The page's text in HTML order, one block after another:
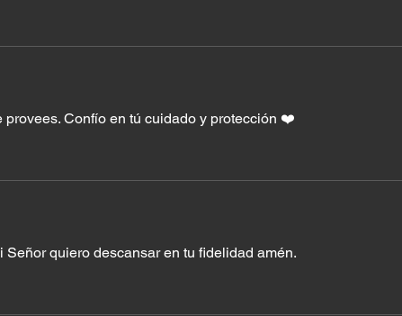
provees. Confío en tú cuidado y protección ❤️
quiero descansar en tu fidelidad amén.